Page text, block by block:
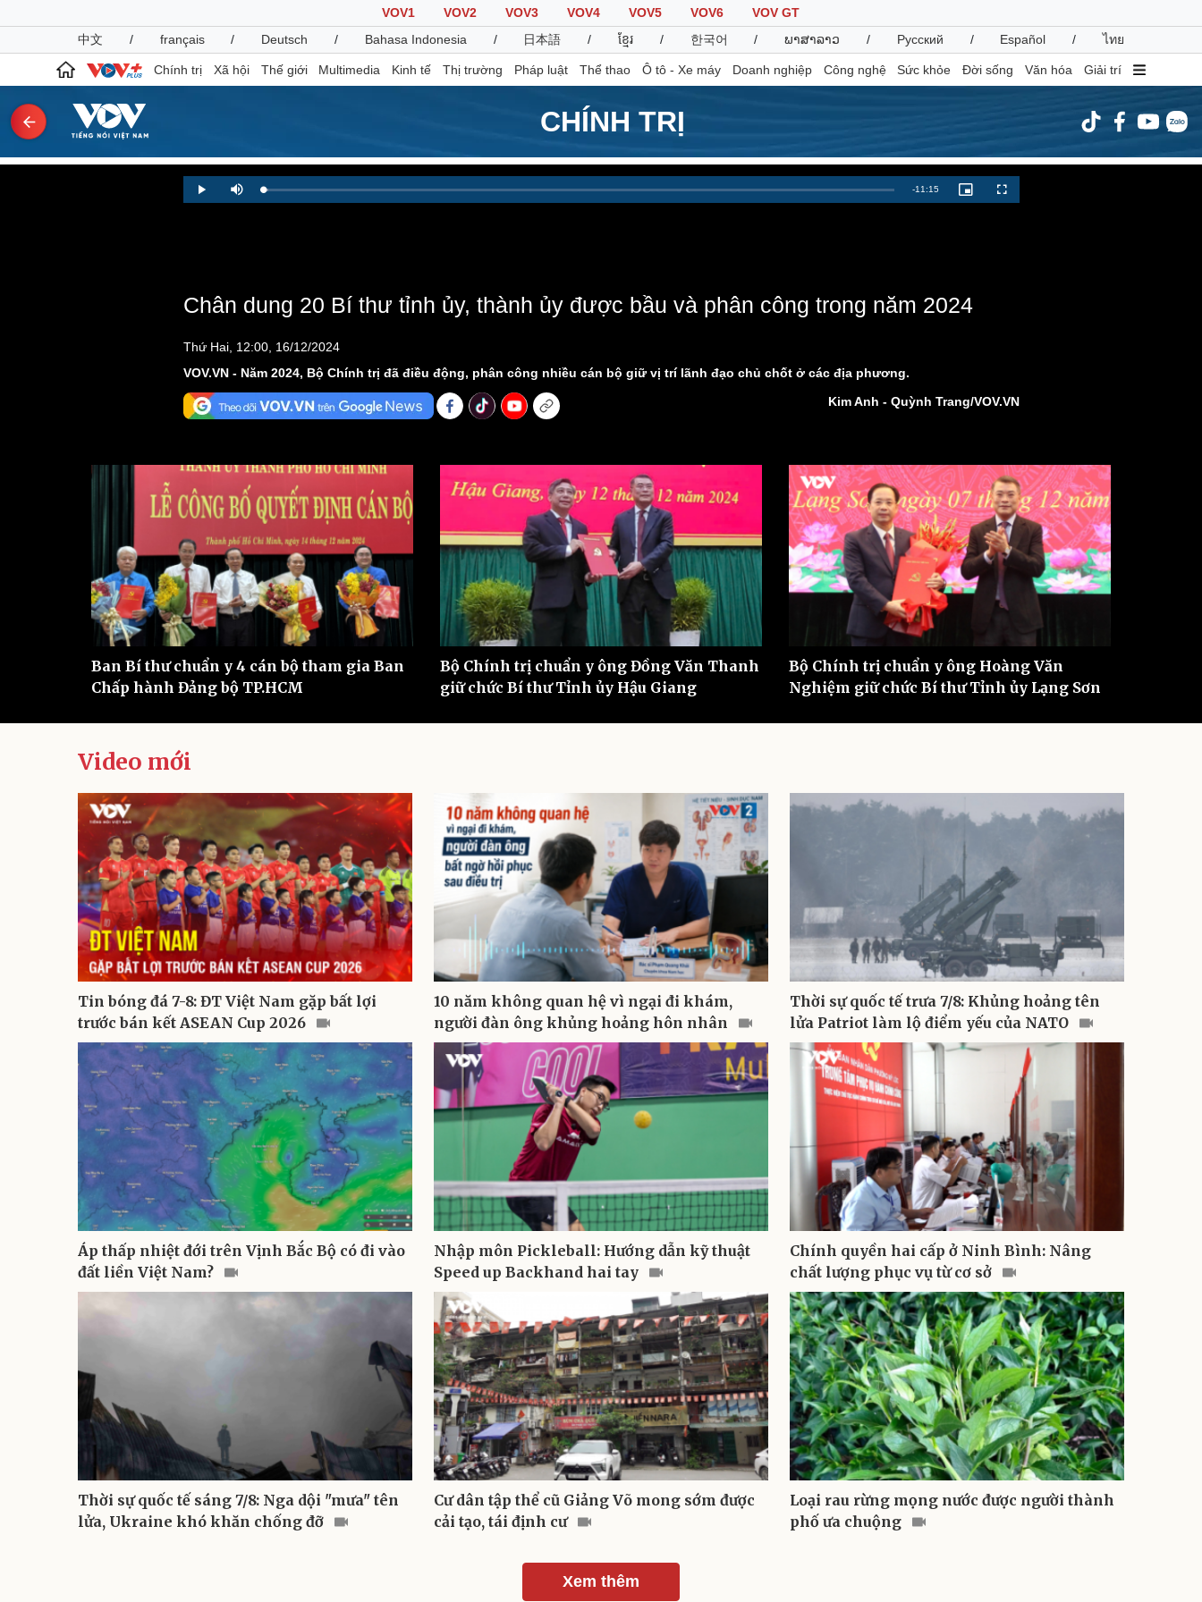
VOV1 VOV2 VOV3 VOV4 VOV5 VOV6
VOV GT
中文
/ français / Deutsch / Bahasa Indonesia / 日本語 / ខ្មែរ / 한국어 / ພາສາລາວ / Русский / Español / ไทย
Chính trị Xã hội Thế giới Multimedia Kinh tế Thị trường Pháp luật Thể thao Ô tô - Xe máy Doanh nghiệp Công nghệ Sức khỏe Đời sống Văn hóa Giải trí
CHÍNH TRỊ
Xã hội
Biển đảo
Thế giới
Multimedia
Kinh tế
Thị trường
Vũ khí
Việt Nam
Phân tích
Lịch thi đấu bóng đá
Thế giới thể thao
eSports
Xe máy
Doanh nghiệp 24h
Doanh nhân
Trải nghiệm
Sức khỏe
Dinh dưỡng - món ngon
Sản phụ khoa
Nhi khoa
Nam khoa
Làm đẹp - giảm cân
Phòng mạch online
Ăn sạch sống khỏe
Đời sống
Nhà đẹp
Blog
Tình yêu - Gia đình
Văn hóa
Sân khấu - Điện ảnh
Di sản
Giải trí
Nghệ sĩ
Thời trang
Sao Việt
Du lịch
Tư vấn
Săn Tour
check-in
Podcast
Câu chuyện thời sự
Đọc truyện đêm khuya
Cửa sổ tình yêu
Kể chuyện cho bé
Hạt giống tâm hồn
Cải chính
Play Mute Loaded:
0.74%
Remaining
-11:15
Picture-
in-
Fullscreen
Chân dung 20 Bí thư tỉnh ủy, thành ủy được bầu và phân công trong năm 2024
Thứ Hai, 12:00, 16/12/2024
VOV.VN - Năm 2024, Bộ Chính trị đã điều động, phân công nhiều cán bộ giữ vị trí lãnh đạo chủ chốt ở các địa phương.
Kim Anh - Quỳnh Trang/VOV.VN
Ban Bí thư chuẩn y 4 cán bộ tham gia Ban
Chấp hành Đảng bộ TP.HCM
Bộ Chính trị chuẩn y ông Đồng Văn Thanh
giữ chức Bí thư Tỉnh ủy Hậu Giang
Bộ Chính trị chuẩn y ông Hoàng Văn
Nghiệm giữ chức Bí thư Tỉnh ủy Lạng Sơn
Video mới
Tin bóng đá 7-8: ĐT Việt Nam gặp bất lợi
trước bán kết ASEAN Cup 2026
10 năm không quan hệ vì ngại đi khám,
người đàn ông khủng hoảng hôn nhân
Thời sự quốc tế trưa 7/8: Khủng hoảng tên
lửa Patriot làm lộ điểm yếu của NATO
Áp thấp nhiệt đới trên Vịnh Bắc Bộ có đi vào
đất liền Việt Nam?
Nhập môn Pickleball: Hướng dẫn kỹ thuật
Speed up Backhand hai tay
Chính quyền hai cấp ở Ninh Bình: Nâng
chất lượng phục vụ từ cơ sở
Thời sự quốc tế sáng 7/8: Nga dội "mưa" tên
lửa, Ukraine khó khăn chống đỡ
Cư dân tập thể cũ Giảng Võ mong sớm được
cải tạo, tái định cư
Loại rau rừng mọng nước được người thành
phố ưa chuộng
Xem thêm